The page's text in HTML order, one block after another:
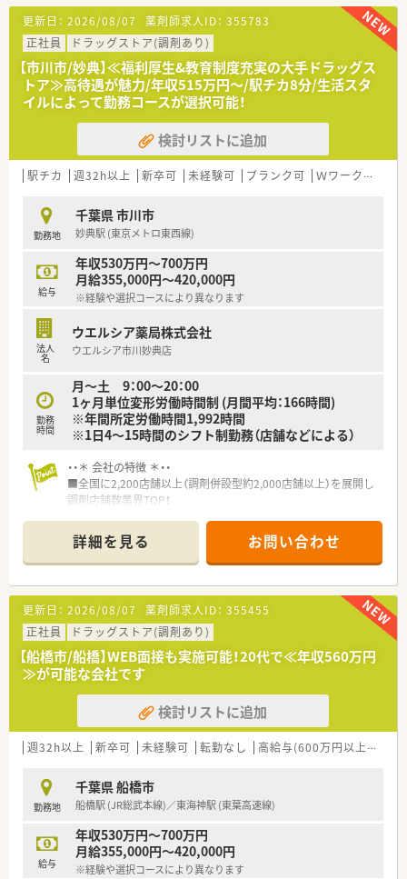
【法人特徴について】
■1990年に全国初の医療モールを開発した実績があり、全店直
営で120店舗以上を展開する成長企業です。
■創業以来45期連続で増収増益を続けており、自己資本率も高
く無借金経営という安定した基盤があります。
■患者様との対話を重視した店舗づくりを行い、健康機器の配置
や未病・予防への貢献にも注力しています。
【職場環境と雰囲気】
■経営陣の多くが薬剤師であるため現場への理解が深く、安心し
て業務に取り組める風土が醸成されています。
を活用して業務負担を大幅に軽減しています。
■エリアごとに上席薬剤師という現場のスペシャリストを配置
し、細やかなフォローアップを行っています。
【こんな取り組みをしています】
■処方箋アプリの開発やプライベートブランドのアプリ販売な
ど、ITを活用した利便性向上に努めています。
商品開発も積極的に行っている企業です。
■男性社員の育児休業取得率が高く、LGBT理解増進法に基づく
更新日： 2026/08/07 薬剤師求人ID： 355783
正社員
ドラッグストア(調剤あり)
【市川市/妙典】≪福利厚生&教育制度充実の大手ドラッグス
トア≫高待遇が魅力/年収515万円～/駅チカ8分/生活スタ
イルによって勤務コースが選択可能！
検討リストに追加
駅チカ 週32h以上 新卒可 未経験可 ブランク可 Ｗワーク可
勤務地
千葉県 市川市
妙典駅 (東京メトロ東西線)
給与
年収530万円～700万円
月給355,000円～420,000円
※経験や選択コースにより異なります
法人
名
ウエルシア薬局株式会社
ウエルシア市川妙典店
勤務
時間
月～土 9：00～20：00
1ヶ月単位変形労働時間制 (月間平均：166時間)
※年間所定労働時間1,992時間
※1日4～15時間のシフト制勤務（店舗などによる）
・・＊ 会社の特徴 ＊・・
■全国に2,200店舗以上（調剤併設型約2,000店舗以上）を展開し
調剤店舗数業界TOP！
頑張り次第で高給与も可能！
■経験や勤務コースによりますが、経験の少ない方でも500万前
半スタートと業界TOP水準！
■職種や職域に合わせ、豊富な社内研修や外部組織と連携した研
修を用意されています
■薬剤師が中心の会社だからこそ活躍できるキャリアパスが多
種多様に用意されています。
■店舗拡大に伴い、エリアマネジャーや営業部長等のマネジメン
トのポジションも増えます。
■在宅や教育等の専門性を活かせるスペシャリストを目指すこ
とも可能です。
■その他にも、管理部門や商品部門等の本社スタッフなど活動領
域は多種多様です。
■在宅実施店舗は年々増加しており、在宅医療へもしっかりと関
■育児休暇は3歳まで取得が可能で、時短制度は小学5年生まで
時短勤務ができるよう変更予定です。
■年間休日が120日とワークライフバランスが整っています
■日用品から常備薬まで、従業員割引制度など嬉しいメリットも
たくさんあります！
詳細を見る お問い合わせ
更新日： 2026/08/07 薬剤師求人ID： 355455
正社員
ドラッグストア(調剤あり)
【船橋市/船橋】WEB面接も実施可能！20代で≪年収560万円
≫が可能な会社です
検討リストに追加
週32h以上 新卒可 未経験可 転勤なし 高給与(600万円以上)
勤務地
千葉県 船橋市
船橋駅 (JR総武本線)／東海神駅 (東葉高速線)
給与
年収530万円～700万円
月給355,000円～420,000円
※経験や選択コースにより異なります